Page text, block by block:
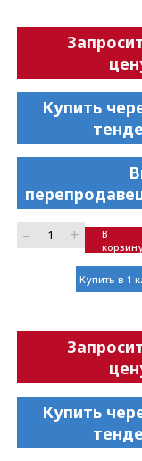
Купить
– +
В
Купить в 1
Купить